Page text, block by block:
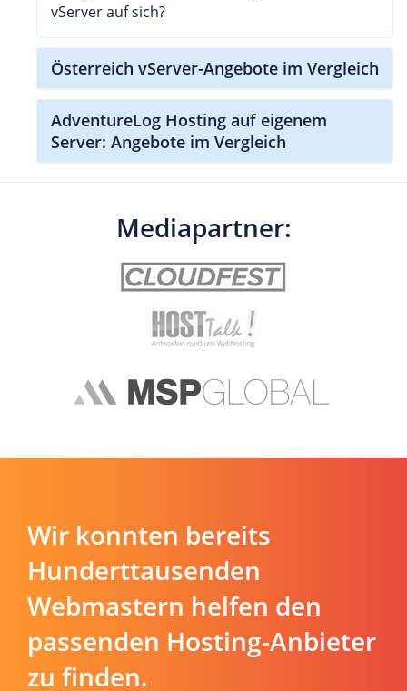
vServer auf sich?
Österreich vServer-Angebote im Vergleich
AdventureLog Hosting auf eigenem
Server: Angebote im Vergleich
Mediapartner:
Wir konnten bereits
Hunderttausenden
Webmastern helfen den
passenden Hosting-Anbieter
zu finden.